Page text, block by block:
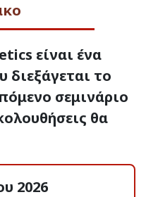
είναι ένα
διεξάγεται το
σεμινάριο
θα
2026